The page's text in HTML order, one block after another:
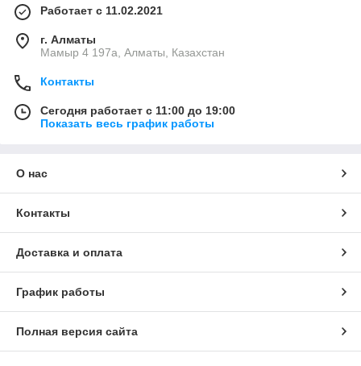
Работает с 11.02.2021
г. Алматы
Мамыр 4 197а, Алматы, Казахстан
Контакты
Сегодня работает с 11:00 до 19:00
Показать весь график работы
О нас
Контакты
Доставка и оплата
График работы
Полная версия сайта